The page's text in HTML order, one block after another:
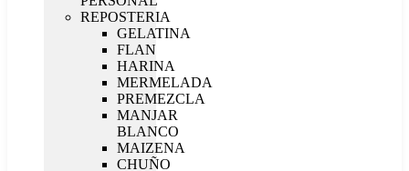
REPOSTERIA
GELATINA
FLAN
HARINA
MERMELADA
PREMEZCLA
MANJAR
BLANCO
MAIZENA
CHUÑO